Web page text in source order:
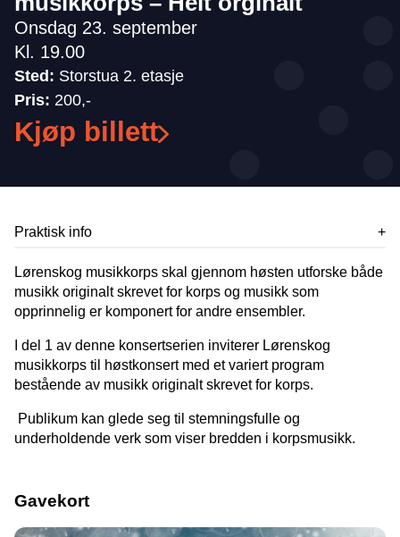
Onsdag 23. september
Kl. 19.00
Sted: Storstua 2. etasje
Pris: 200,-
Kjøp billett
Praktisk info
Lørenskog musikkorps skal gjennom høsten utforske både
musikk originalt skrevet for korps og musikk som
opprinnelig er komponert for andre ensembler.
I del 1 av denne konsertserien inviterer Lørenskog
musikkorps til høstkonsert med et variert program
bestående av musikk originalt skrevet for korps.
Publikum kan glede seg til stemningsfulle og
underholdende verk som viser bredden i korpsmusikk.
Gavekort